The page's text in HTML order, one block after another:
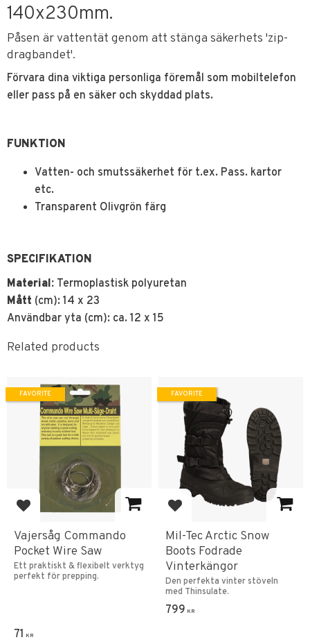
140x230mm.
Påsen är vattentät genom att stänga säkerhets 'zip-
dragbandet'.
Förvara dina viktiga personliga föremål som mobiltelefon
eller pass på en säker och skyddad plats.
FUNKTION
Vatten- och smutssäkerhet för t.ex. Pass. kartor
etc.
Transparent Olivgrön färg
SPECIFIKATION
Material: Termoplastisk polyuretan
Mått (cm): 14 x 23
Användbar yta (cm): ca. 12 x 15
Related products
Add to favorites
Vajersåg Commando
Pocket Wire Saw
Ett praktiskt & flexibelt verktyg
perfekt för prepping.
71 KR
FAVORITE
Add to favorites
Mil-Tec Arctic Snow
Boots Fodrade
Vinterkängor
Den perfekta vinter stöveln
med Thinsulate.
799 KR
FAVORITE